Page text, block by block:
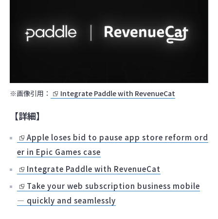
※画像引用： Integrate Paddle with RevenueCat
【詳細】
Apple loses bid to pause app store reform ord
er in Epic Games case
Integrate Paddle with RevenueCat
Take your web subscription business mobile
— quickly and seamlessly